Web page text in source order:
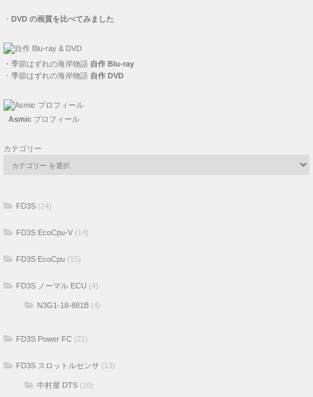
・ DVD の画質を比べてみました
・ 季節はずれの海岸物語 自作 Blu-ray
・ 季節はずれの海岸物語 自作 DVD
Asmicプロフィール
カテゴリー
FD3S (24)
FD3S EcoCpu-V (14)
FD3S EcoCpu (15)
FD3S ノーマル ECU (4)
N3G1-18-881B (4)
FD3S Power FC (21)
FD3S スロットルセンサ (13)
中村屋 DTS (10)